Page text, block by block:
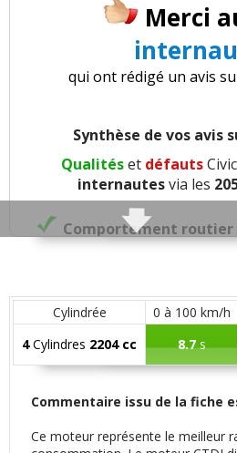
Merci
qui ont rédigé un avis
Synthèse de vos avis
Qualitéset défauts
internautesvia les
Comportement routier
pas
Roulis:1
Précision direction
Freinage : aiment
Cylindrée 0 à 100 km/h
4Cylindres 2204 cc 8.7s
Commentaire issu de la fiche
Ce moteur représente le meilleur